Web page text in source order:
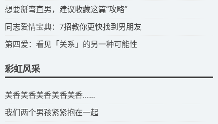
​想要掰弯直男，建议收藏这篇“攻略”
​同志爱情宝典：7招教你更快找到男朋友
​第四爱：看见「关系」的另一种可能性
彩虹风采
​美香美香美香美香美香……
我们两个男孩紧紧抱在一起